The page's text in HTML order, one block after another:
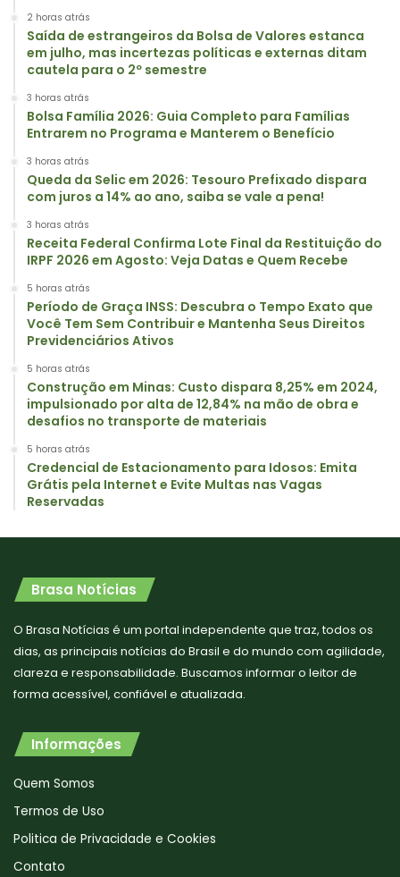
2 horas atrás
Saída de estrangeiros da Bolsa de Valores estanca
em julho, mas incertezas políticas e externas ditam
cautela para o 2º semestre
3 horas atrás
Bolsa Família 2026: Guia Completo para Famílias
Entrarem no Programa e Manterem o Benefício
3 horas atrás
Queda da Selic em 2026: Tesouro Prefixado dispara
com juros a 14% ao ano, saiba se vale a pena!
3 horas atrás
Receita Federal Confirma Lote Final da Restituição do
IRPF 2026 em Agosto: Veja Datas e Quem Recebe
5 horas atrás
Período de Graça INSS: Descubra o Tempo Exato que
Você Tem Sem Contribuir e Mantenha Seus Direitos
Previdenciários Ativos
5 horas atrás
Construção em Minas: Custo dispara 8,25% em 2024,
impulsionado por alta de 12,84% na mão de obra e
desafios no transporte de materiais
5 horas atrás
Credencial de Estacionamento para Idosos: Emita
Grátis pela Internet e Evite Multas nas Vagas
Reservadas
Brasa Notícias
O Brasa Notícias é um portal independente que traz, todos os
dias, as principais notícias do Brasil e do mundo com agilidade,
clareza e responsabilidade. Buscamos informar o leitor de
forma acessível, confiável e atualizada.
Informações
Quem Somos
Termos de Uso
Politica de Privacidade e Cookies
Contato